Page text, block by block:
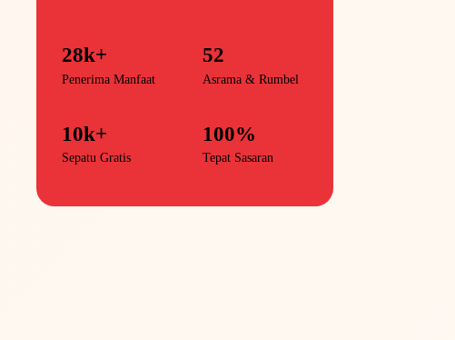
28k+
Penerima Manfaat
52
Asrama & Rumbel
10k+
Sepatu Gratis
100%
Tepat Sasaran